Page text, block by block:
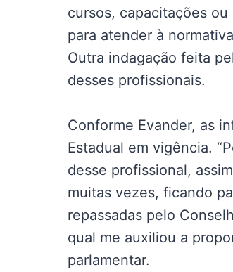
cursos, capacitações
para atender à
Outra indagação feita
desses profissionais.
Conforme Evander, as
Estadual em vigência.
desse profissional,
muitas vezes, ficando
repassadas pelo
qual me auxiliou a
parlamentar.